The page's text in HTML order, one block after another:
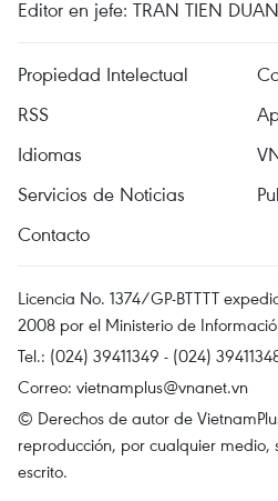
Editor en jefe: TRAN TIEN DUAN
Propiedad Intelectual
RSS
Idiomas
Servicios de Noticias
Contacto
Licencia No. 1374/GP-BTTTT
2008 por el Ministerio de
Tel.: (024) 39411349 - (024)
Correo: vietnamplus@vnanet.vn
© Derechos de autor de
reproducción, por cualquier medio,
escrito.